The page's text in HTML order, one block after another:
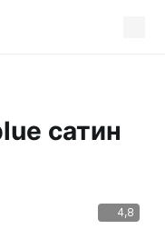
сатин
4,8